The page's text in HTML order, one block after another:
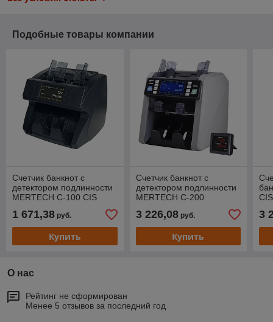
Подобные товары компании
Счетчик банкнот с
детектором подлинности
MERTECH C-100 CIS
1 671,38 руб.
Купить
Счетчик банкнот с
детектором подлинности
MERTECH C-200
screen
3 226,08руб.
Купить
3
О нас
Рейтинг не сформирован
Менее 5 отзывов за последний год